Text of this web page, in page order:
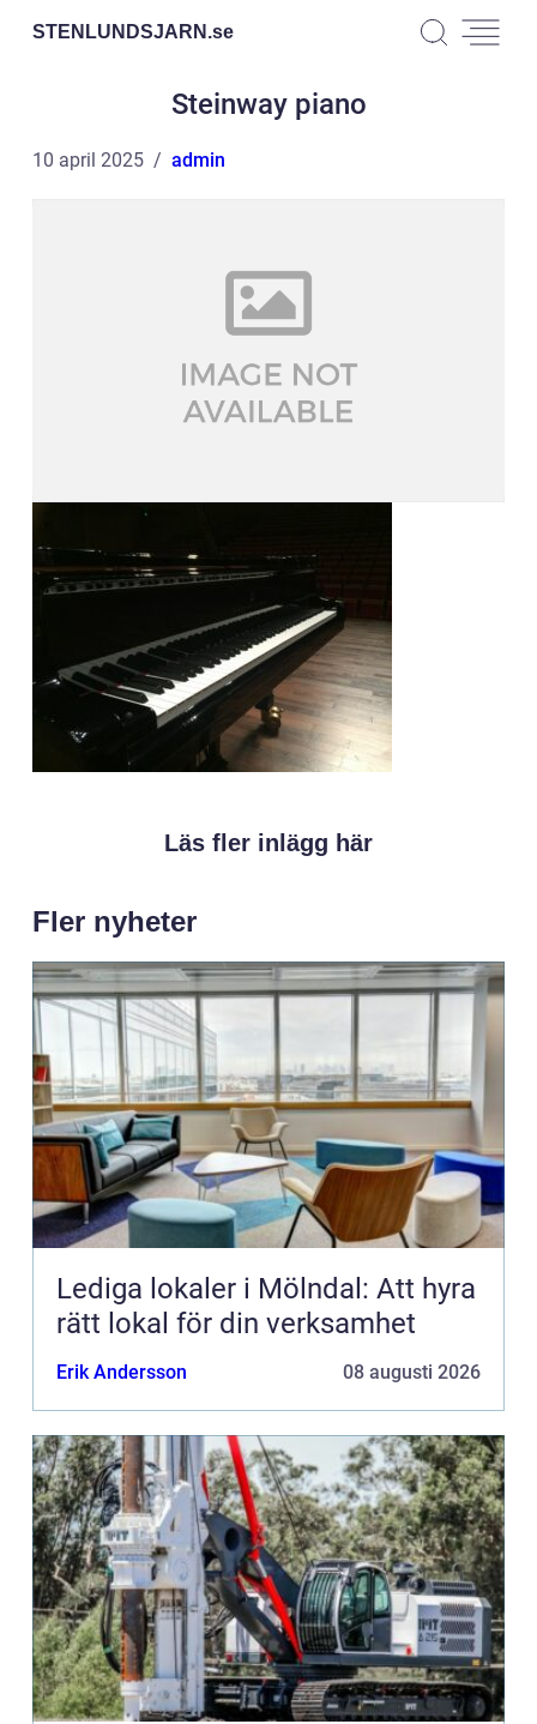
STENLUNDSJARN.se
Steinway piano
10 april 2025 admin
Läs fler inlägg här
Fler nyheter
Lediga lokaler i Mölndal: Att hyra
rätt lokal för din verksamhet
Erik Andersson 08 augusti 2026